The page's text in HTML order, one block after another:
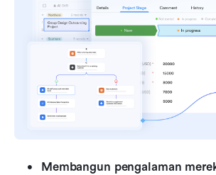
Membangun pengalaman